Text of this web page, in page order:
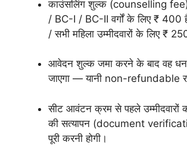
काउंसलिंग शुल्क (counselling fee)
/ BC-I / BC-II वर्गों के लिए ₹
/ सभी महिला उम्मीदवारों के लिए ₹
आवेदन शुल्क जमा करने के बाद वह धन
जाएगा — यानी non-refundable
सीट आवंटन क्रम से पहले उम्मीदवारों
की सत्यापन (document
पूरी करनी होगी।